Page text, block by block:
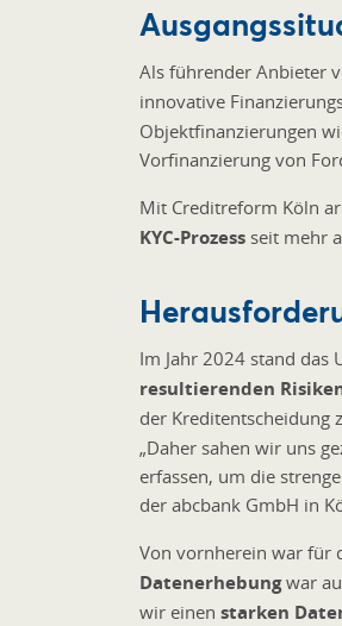
Als führender Anbieter
innovative
Objektfinanzierungen
Vorfinanzierung von
Mit Creditreform Köln
KYC-Prozess seit mehr
Im Jahr 2024 stand
resultierenden
der Kreditentscheidung
„Daher sahen wir uns
erfassen, um die
der abcbank GmbH in
Von vornherein war für
Datenerhebungwar
wir einen starken